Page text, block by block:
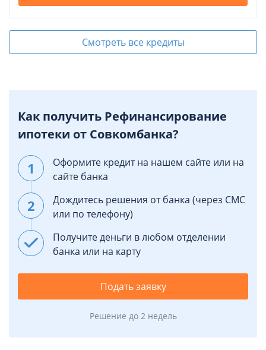
Смотреть все кредиты
Как получить Рефинансирование
ипотеки от Совкомбанка?
Оформите кредит на нашем сайте или на
сайте банка
Дождитесь решения от банка (через СМС
или по телефону)
Получите деньги в любом отделении
банка или на карту
Подать заявку
Решение до 2 недель